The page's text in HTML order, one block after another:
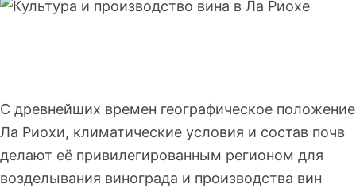
С древнейших времен географическое положение
Ла Риохи, климатические условия и состав почв
делают её привилегированным регионом для
возделывания винограда и производства вин